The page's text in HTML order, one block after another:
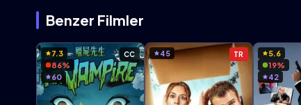
Benzer Filmler
CC
7.3
86%
60
TR
45
5.6
19%
42